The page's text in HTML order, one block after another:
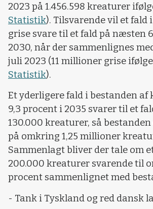
2023 på 1.456.598 kreaturer
Statistik). Tilsvarende vil et fald
grise svare til et fald på næsten
2030, når der sammenlignes
juli 2023 (11 millioner grise ifølge
Statistik).
Et yderligere fald i bestanden af
9,3 procent i 2035 svarer til et
130.000 kreaturer, så
på omkring 1,25 millioner
Sammenlagt bliver der tale om
200.000 kreaturer svarende til
procent sammenlignet med
- Tank i Tyskland og red dansk